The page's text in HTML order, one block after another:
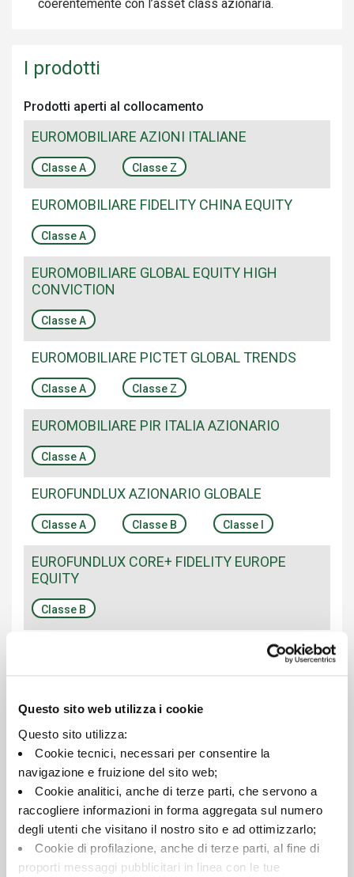
Questo sito web utilizza i cookie
Questo sito utilizza:
Cookie tecnici, necessari per consentire la
navigazione e fruizione del sito web;
Cookie analitici, anche di terze parti, che servono a
raccogliere informazioni in forma aggregata sul numero
degli utenti che visitano il nostro sito e ad ottimizzarlo;
Cookie di profilazione, anche di terze parti, al fine di
proporti messaggi pubblicitari in linea con le tue
coerentemente con l’asset class azionaria.
I prodotti
Prodotti aperti al collocamento
EUROMOBILIARE AZIONI ITALIANE
Classe A Classe Z
EUROMOBILIARE FIDELITY CHINA EQUITY
Classe A
EUROMOBILIARE GLOBAL EQUITY HIGH
CONVICTION
Classe A
EUROMOBILIARE PICTET GLOBAL TRENDS
Classe A Classe Z
EUROMOBILIARE PIR ITALIA AZIONARIO
Classe A
EUROFUNDLUX AZIONARIO GLOBALE
Classe A Classe B Classe I
EUROFUNDLUX CORE+ FIDELITY EUROPE
EQUITY
Classe B
EUROFUNDLUX CORE+ FIDELITY US EQUITY
Classe B Classe BH
EUROFUNDLUX EMERGING MARKETS EQUITY
EUROFUNDLUX EQUITY INCOME
Classe A Classe B Classe D
Classe Q